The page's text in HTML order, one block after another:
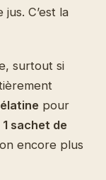
C’est la
surtout si
pour
1 sachet de
encore plus